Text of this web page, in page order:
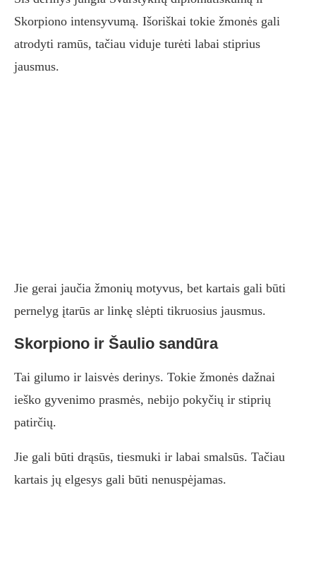
Skorpiono intensyvumą. Išoriškai tokie žmonės gali
atrodyti ramūs, tačiau viduje turėti labai stiprius
jausmus.
Jie gerai jaučia žmonių motyvus, bet kartais gali būti
pernelyg įtarūs ar linkę slėpti tikruosius jausmus.
Skorpiono ir Šaulio sandūra
Tai gilumo ir laisvės derinys. Tokie žmonės dažnai
ieško gyvenimo prasmės, nebijo pokyčių ir stiprių
patirčių.
Jie gali būti drąsūs, tiesmuki ir labai smalsūs. Tačiau
kartais jų elgesys gali būti nenuspėjamas.